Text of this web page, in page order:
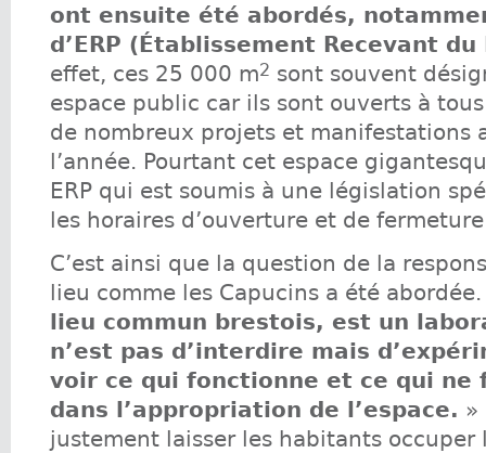
ont ensuite été abordés,
d’ERP (Établissement Recevant du
effet, ces 25 000 m2 sont souvent
espace public car ils sont ouverts à
de nombreux projets et manifestations
l’année. Pourtant cet espace
ERP qui est soumis à une législation
les horaires d’ouverture et de
C’est ainsi que la question de la
lieu comme les Capucins a été
lieu commun brestois, est un
n’est pas d’interdire mais
voir ce qui fonctionne et ce qui ne
dans l’appropriation de l’espace. »
justement laisser les habitants